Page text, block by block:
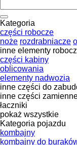
Kategoria
części robocze
noże rozdrabniacze
inne elementy
części kabiny
oblicowania
elementy nadwozia
inne części do
inne części
łaczniki
pokaż wszystkie
Kategoria pojazdu
kombajny
kombajny do